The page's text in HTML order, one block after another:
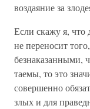
воздаяние за
Если скажу я,
не переносит
безнаказанными,
таемы, то это
совершенно
злых и для